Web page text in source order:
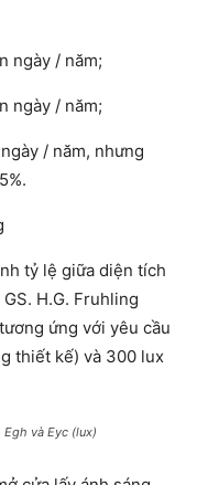
ngày / năm;
ngày / năm;
/ năm, nhưng
tỷ lệ giữa diện tích
H.G. Fruhling
ứng với yêu cầu
thiết kế) và 300 lux
và Eyc (lux)